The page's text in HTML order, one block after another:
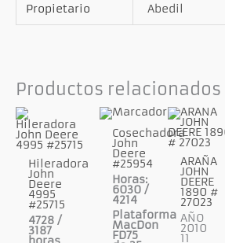
Propietario Abedil
Productos relacionados
Hileradora
John
Deere
4995
#25715
4728 /
3187
Cosechadora
John
Deere
#25954
Horas:
6030 /
4214
Plataforma
MacDon
FD75
ARAÑA
JOHN
DEERE
1890 #
27023
AÑO
2010
11